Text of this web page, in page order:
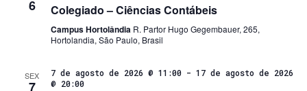
6 Colegiado – Ciências Contábeis
Campus Hortolândia R. Partor Hugo Gegembauer, 265,
Hortolandia, São Paulo, Brasil
SEX
7
7 de agosto de 2026 @ 11:00- 17 de agosto de 2026
@ 20:00